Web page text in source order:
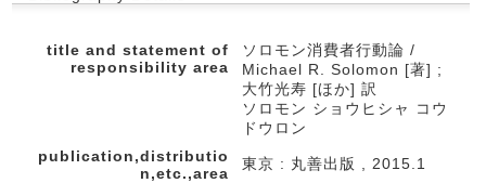
title and statement of
responsibility area
ソロモン消費者行動論 /
Michael R. Solomon [著] ;
大竹光寿 [ほか] 訳
ソロモン ショウヒシャ コウ
ドウロン
publication,distributio
n,etc.,area
東京 : 丸善出版 , 2015.1